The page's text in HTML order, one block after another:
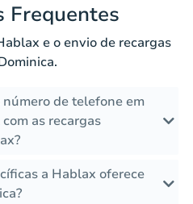
Frequentes
e o envio de recargas
número de telefone em
as recargas
a Hablax oferece